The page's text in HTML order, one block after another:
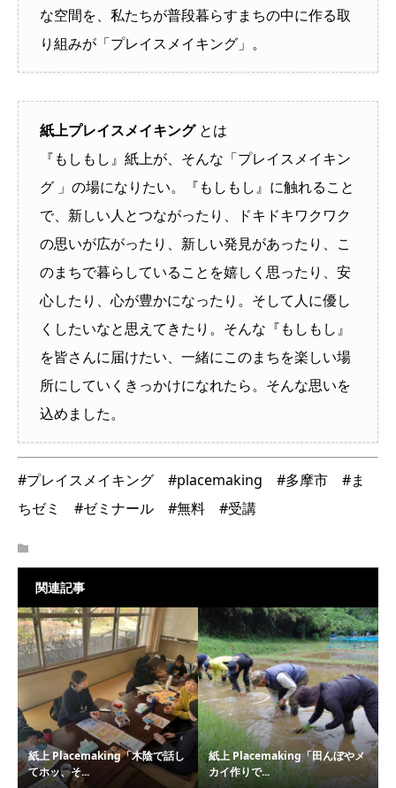
な空間を、私たちが普段暮らすまちの中に作る取
り組みが「プレイスメイキング」。
紙上プレイスメイキングとは
『もしもし』紙上が、そんな「プレイスメイキン
グ 」の場になりたい。『もしもし』に触れること
で、新しい人とつながったり、ドキドキワクワク
の思いが広がったり、新しい発見があったり、こ
のまちで暮らしていることを嬉しく思ったり、安
心したり、心が豊かになったり。そして人に優し
くしたいなと思えてきたり。そんな『もしもし』
を皆さんに届けたい、一緒にこのまちを楽しい場
所にしていくきっかけになれたら。そんな思いを
込めました。
#プレイスメイキング #placemaking #多摩市 #ま
ちゼミ #ゼミナール #無料 #受講
関連記事
紙上 Placemaking「木陰で話し
てホッ、そ...
紙上 Placemaking「田んぼやメ
カイ作りで...